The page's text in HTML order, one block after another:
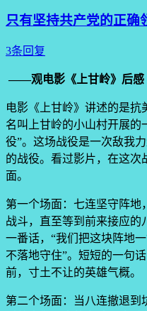
只有坚持共产党的正确
3条回复
——观电影《上甘岭》后感
电影《上甘岭》讲述的是
名叫上甘岭的小山村开展的
役”。这场战役是一次敌我
的战役。看过影片，在这次
面。
第一个场面：七连坚守阵地
战斗，直至等到前来接应的
一番话，“我们把这块阵地
不落地守住”。短短的一句
前，寸土不让的英雄气概。
第二个场面：当八连撤退到